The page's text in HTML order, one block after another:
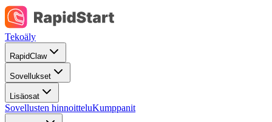
Tekoäly
RapidClaw
Sovellukset
Lisäosat
Sovellusten hinnoitteluKumppanit